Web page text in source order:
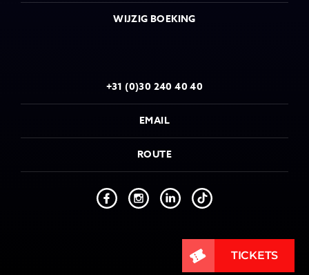
WIJZIG BOEKING
+31 (0)30 240 40 40
EMAIL
ROUTE